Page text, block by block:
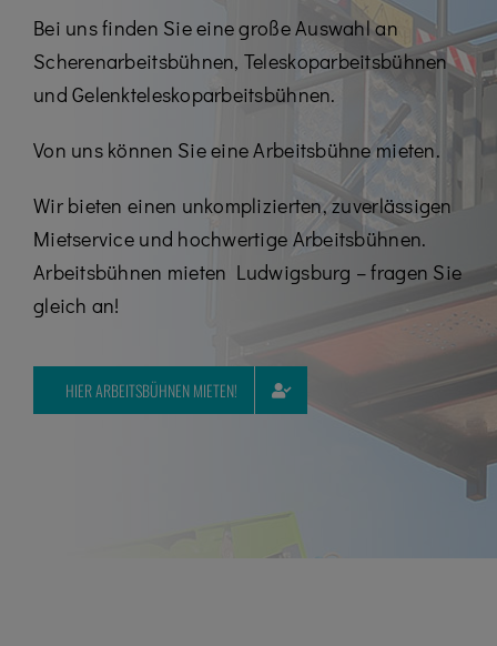
Karriere
07195 / 97 97 32 – 0
Bei uns finden Sie eine große Auswahl an
Scherenarbeitsbühnen, Teleskoparbeitsbühnen
und Gelenkteleskoparbeitsbühnen.
Von uns können Sie eine Arbeitsbühne mieten.
Wir bieten einen unkomplizierten, zuverlässigen
Mietservice und hochwertige Arbeitsbühnen.
Arbeitsbühnen mieten Ludwigsburg – fragen Sie
gleich an!
HIER ARBEITSBÜHNEN MIETEN!